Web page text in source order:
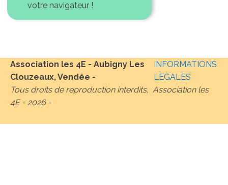
votre navigateur !
Association les 4E - Aubigny Les
Clouzeaux, Vendée -
INFORMATIONS
LEGALES
Tous droits de reproduction interdits, Association les
4E - 2026-